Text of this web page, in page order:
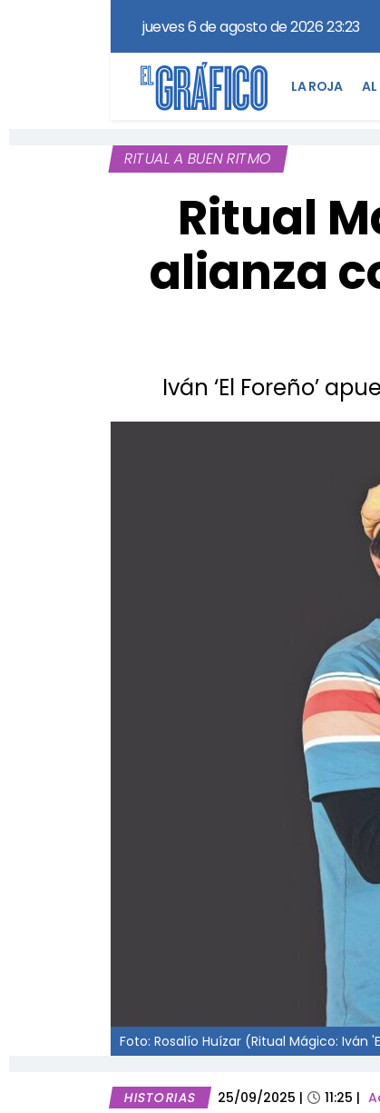
jueves 6 de agosto de 2026 23:23
LA ROJA AL
RITUAL A BUEN RITMO
Ritual
alianza
Iván ‘El Foreño’
Foto: Rosalío Huízar (Ritual Mágico:
HISTORIAS 25/09/2025 | 11:25 |